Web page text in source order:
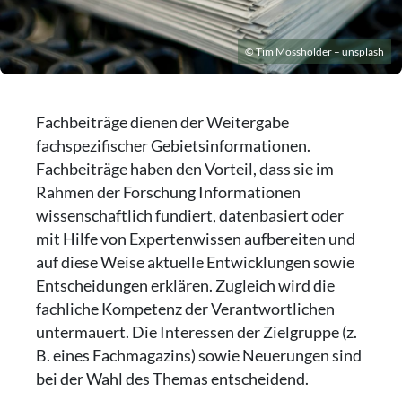
© Tim Mossholder – unsplash
Fachbeiträge dienen der Weitergabe
fachspezifischer Gebietsinformationen.
Fachbeiträge haben den Vorteil, dass sie im
Rahmen der Forschung Informationen
wissenschaftlich fundiert, datenbasiert oder
mit Hilfe von Expertenwissen aufbereiten und
auf diese Weise aktuelle Entwicklungen sowie
Entscheidungen erklären. Zugleich wird die
fachliche Kompetenz der Verantwortlichen
untermauert. Die Interessen der Zielgruppe (z.
B. eines Fachmagazins) sowie Neuerungen sind
bei der Wahl des Themas entscheidend.